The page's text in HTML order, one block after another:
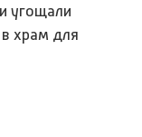
угощали
храм для